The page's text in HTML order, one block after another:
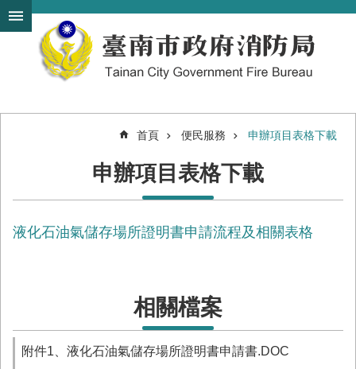
跳到主要內容區塊
搜
尋
進
介
訊
民
服
首頁 便民服務 申辦項目表格下載
申辦項目表格下載
液化石油氣儲存場所證明書申請流程及相關表格
相關檔案
附件1、液化石油氣儲存場所證明書申請書.DOC